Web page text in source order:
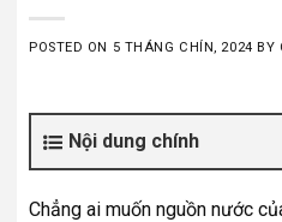
POSTED ON 5 THÁNG CHÍN, 2024 BY
Nội dung chính
Chẳng ai muốn nguồn nước